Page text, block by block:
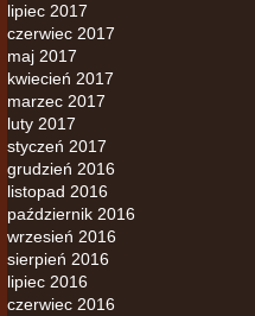
lipiec 2017
czerwiec 2017
maj 2017
kwiecień 2017
marzec 2017
luty 2017
styczeń 2017
grudzień 2016
listopad 2016
październik 2016
wrzesień 2016
sierpień 2016
lipiec 2016
czerwiec 2016